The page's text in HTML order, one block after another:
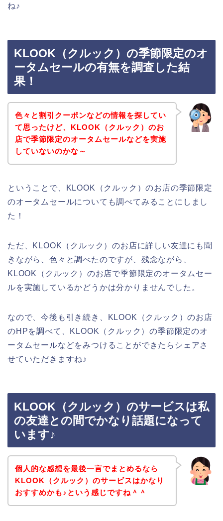
ね♪
KLOOK（クルック）の季節限定のオ
ータムセールの有無を調査した結
果！
色々と割引クーポンなどの情報を探してい
て思ったけど、KLOOK（クルック）のお
店で季節限定のオータムセールなどを実施
していないのかな～
ということで、KLOOK（クルック）のお店の季節限定
のオータムセールについても調べてみることにしまし
た！
ただ、KLOOK（クルック）のお店に詳しい友達にも聞
きながら、色々と調べたのですが、残念ながら、
KLOOK（クルック）のお店で季節限定のオータムセー
ルを実施しているかどうかは分かりませんでした。
なので、今後も引き続き、KLOOK（クルック）のお店
のHPを調べて、KLOOK（クルック）の季節限定のオ
ータムセールなどをみつけることができたらシェアさ
せていただきますね♪
KLOOK（クルック）のサービスは私
の友達との間でかなり話題になって
います♪
個人的な感想を最後一言でまとめるなら
KLOOK（クルック）のサービスはかなり
おすすめかも♪という感じですね＾＾